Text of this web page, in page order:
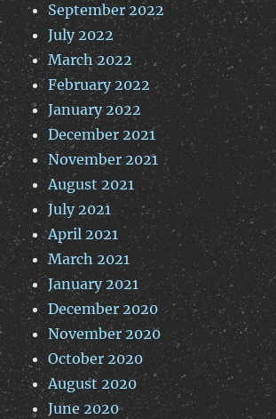
September 2022
July 2022
March 2022
February 2022
January 2022
December 2021
November 2021
August 2021
July 2021
April 2021
March 2021
January 2021
December 2020
November 2020
October 2020
August 2020
June 2020